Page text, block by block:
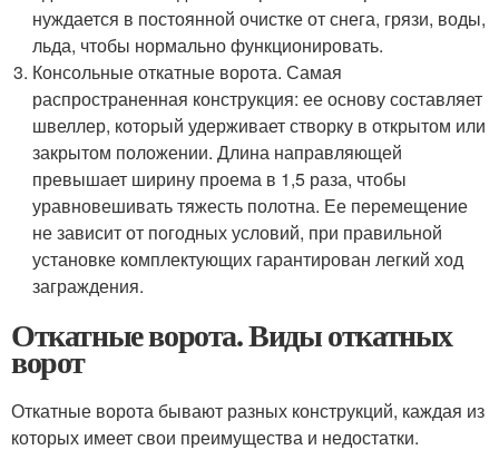
нуждается в постоянной очистке от снега, грязи, воды,
льда, чтобы нормально функционировать.
Консольные откатные ворота. Самая
распространенная конструкция: ее основу составляет
швеллер, который удерживает створку в открытом или
закрытом положении. Длина направляющей
превышает ширину проема в 1,5 раза, чтобы
уравновешивать тяжесть полотна. Ее перемещение
не зависит от погодных условий, при правильной
установке комплектующих гарантирован легкий ход
заграждения.
Откатные ворота. Виды откатных
ворот
Откатные ворота бывают разных конструкций, каждая из
которых имеет свои преимущества и недостатки.